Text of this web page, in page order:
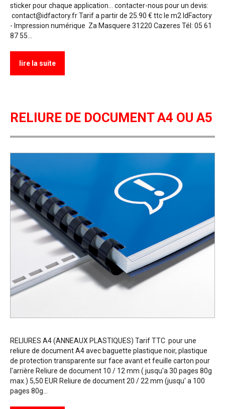
sticker pour chaque application... contacter-nous pour un devis:
contact@idfactory.fr Tarif a partir de 25.90 € ttc le m2 IdFactory
- Impression numérique Za Masquere 31220 Cazeres Tél: 05 61
87 55…
lire la suite
RELIURE DE DOCUMENT A4 OU A5
RELIURES A4 (ANNEAUX PLASTIQUES) Tarif TTC pour une
reliure de document A4 avec baguette plastique noir, plastique
de protection transparente sur face avant et feuille carton pour
l'arrière Reliure de document 10 / 12 mm ( jusqu'a 30 pages 80g
max.) 5,50 EUR Reliure de document 20 / 22 mm (jusqu' a 100
pages 80g…